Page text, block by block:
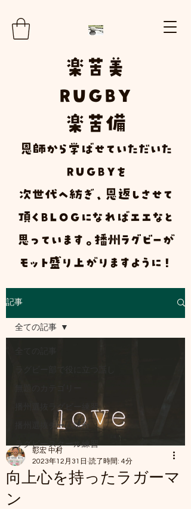
楽 苦 美
RUGBY
楽苦備
​恩師から学ばせていただいた
ＲＵＧＢＹ を
次世代へ紡ぎ、恩返しさせて
頂く ＢＬＯ Ｇ になればエエなと
思っています。播州ラグビーが
モット盛り上がりますように！
記事
播州選抜ラグビー練習
播州選抜チーム試合
ラグビースクール練習
全ての記事
向上心を持ったラガーマ
ン
彰宏 中村
2023年12月31日 読了時間: 4分